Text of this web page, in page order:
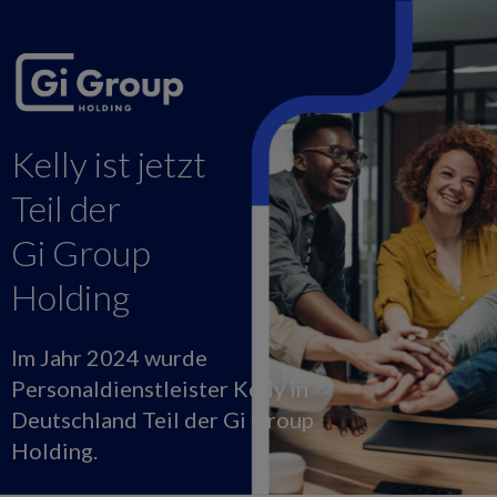
Kelly ist jetzt
Teil der
Gi Group
Holding
Im Jahr 2024 wurde
Personaldienstleister Kelly in
Deutschland Teil der Gi Group
Holding.